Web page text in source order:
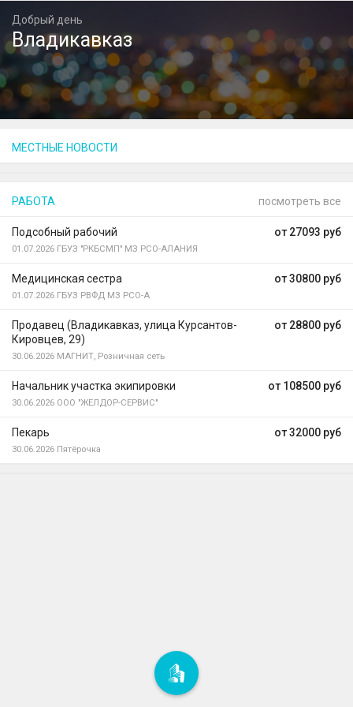
Добрый день
Владикавказ
МЕСТНЫЕ НОВОСТИ
РАБОТА посмотреть все
от 27093 руб
Подсобный рабочий
01.07.2026 ГБУЗ "РКБСМП" МЗ РСО-АЛАНИЯ
от 30800 руб
Медицинская сестра
01.07.2026 ГБУЗ РВФД МЗ РСО-А
от 28800 руб
Продавец (Владикавказ, улица Курсантов-
Кировцев, 29)
30.06.2026 МАГНИТ, Розничная сеть
от 108500 руб
Начальник участка экипировки
30.06.2026 ООО "ЖЕЛДОР-СЕРВИС"
от 32000 руб
Пекарь
30.06.2026 Пятёрочка